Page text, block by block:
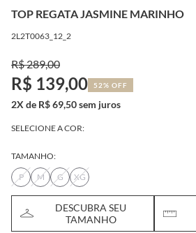
TOP REGATA JASMINE MARINHO
2L2T0063_12_2
R$ 289,00
R$ 139,00 52% OFF
2X de R$ 69,50 sem juros
SELECIONE A COR:
TAMANHO:
P
M G XG
DESCUBRA SEU
TAMANHO